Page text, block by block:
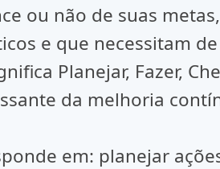
ou não de suas
e que necessitam
Planejar, Fazer,
da melhoria
em: planejar